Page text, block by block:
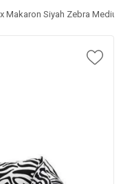
Makaron Siyah Zebra